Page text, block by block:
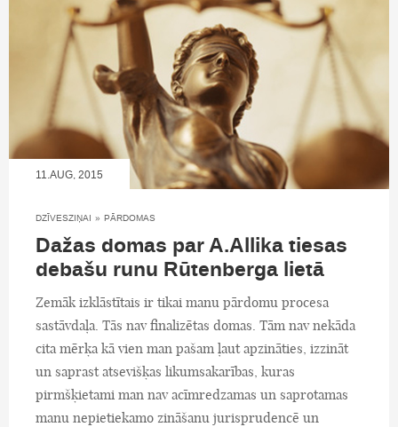
11.AUG, 2015
DZĪVESZIŅAI » PĀRDOMAS
Dažas domas par A.Allika tiesas
debašu runu Rūtenberga lietā
Zemāk izklāstītais ir tikai manu pārdomu procesa
sastāvdaļa. Tās nav finalizētas domas. Tām nav nekāda
cita mērķa kā vien man pašam ļaut apzināties, izzināt
un saprast atsevišķas likumsakarības, kuras
pirmšķietami man nav acīmredzamas un saprotamas
manu nepietiekamo zināšanu jurisprudencē un